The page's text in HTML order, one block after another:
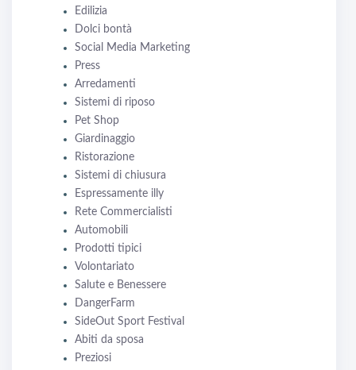
Edilizia
Dolci bontà
Social Media Marketing
Press
Arredamenti
Sistemi di riposo
Pet Shop
Giardinaggio
Ristorazione
Sistemi di chiusura
Espressamente illy
Rete Commercialisti
Automobili
Prodotti tipici
Volontariato
Salute e Benessere
DangerFarm
SideOut Sport Festival
Abiti da sposa
Preziosi